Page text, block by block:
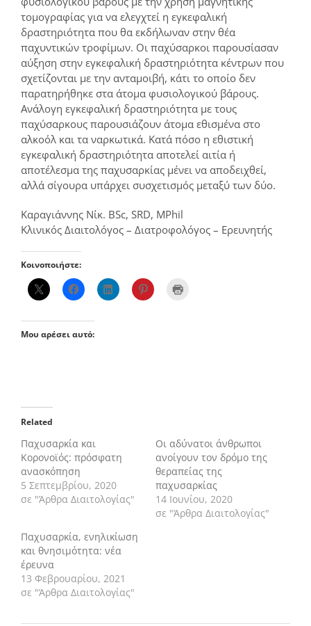
τομογραφίας για να ελεγχτεί η εγκεφαλική
δραστηριότητα που θα εκδήλωναν στην θέα
παχυντικών τροφίμων. Οι παχύσαρκοι παρουσίασαν
αύξηση στην εγκεφαλική δραστηριότητα κέντρων που
σχετίζονται με την ανταμοιβή, κάτι το οποίο δεν
παρατηρήθηκε στα άτομα φυσιολογικού βάρους.
Ανάλογη εγκεφαλική δραστηριότητα με τους
παχύσαρκους παρουσιάζουν άτομα εθισμένα στο
αλκοόλ και τα ναρκωτικά. Κατά πόσο η εθιστική
εγκεφαλική δραστηριότητα αποτελεί αιτία ή
αποτέλεσμα της παχυσαρκίας μένει να αποδειχθεί,
αλλά σίγουρα υπάρχει συσχετισμός μεταξύ των δύο.
Καραγιάννης Νίκ. BSc, SRD, MPhil
Κλινικός Διαιτολόγος – Διατροφολόγος – Ερευνητής
Κοινοποιήστε:
Μου αρέσει αυτό:
Related
Παχυσαρκία και
Κορονοϊός: πρόσφατη
ανασκόπηση
5 Σεπτεμβρίου, 2020
σε "Άρθρα Διαιτολογίας"
Οι αδύνατοι άνθρωποι
ανοίγουν τον δρόμο της
θεραπείας της
παχυσαρκίας
14 Ιουνίου, 2020
σε "Άρθρα Διαιτολογίας"
Παχυσαρκία, ενηλικίωση
και θνησιμότητα: νέα
έρευνα
13 Φεβρουαρίου, 2021
σε "Άρθρα Διαιτολογίας"